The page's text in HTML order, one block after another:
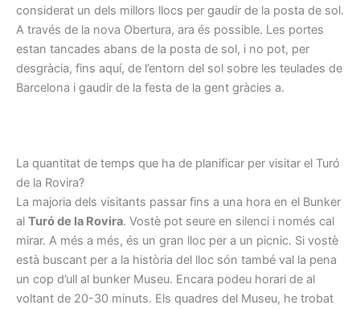
considerat un dels millors llocs per gaudir de la posta de sol.
A través de la nova Obertura, ara és possible. Les portes
estan tancades abans de la posta de sol, i no pot, per
desgràcia, fins aquí, de l’entorn del sol sobre les teulades de
Barcelona i gaudir de la festa de la gent gràcies a.
La quantitat de temps que ha de planificar per visitar el Turó
de la Rovira?
La majoria dels visitants passar fins a una hora en el Bunker
al Turó de la Rovira. Vostè pot seure en silenci i només cal
mirar. A més a més, és un gran lloc per a un picnic. Si vostè
està buscant per a la història del lloc són també val la pena
un cop d’ull al bunker Museu. Encara podeu horari de al
voltant de 20-30 minuts. Els quadres del Museu, he trobat